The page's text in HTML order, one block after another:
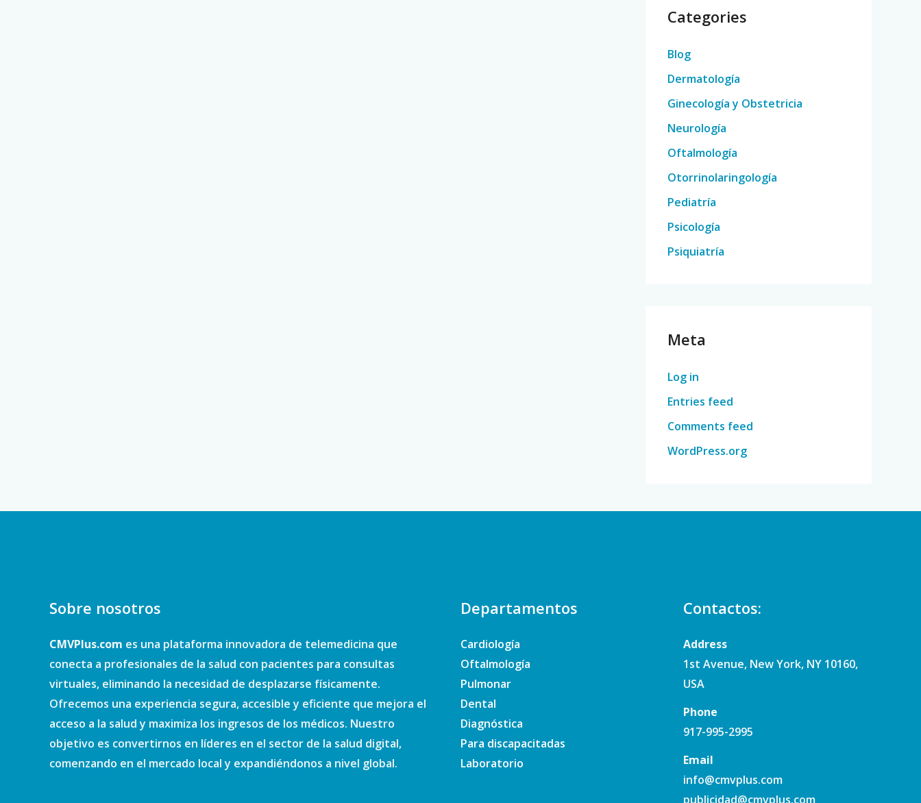
Categories
Blog
Dermatología
Ginecología y Obstetricia
Neurología
Oftalmología
Otorrinolaringología
Pediatría
Psicología
Psiquiatría
Meta
Log in
Entries feed
Comments feed
WordPress.org
Sobre nosotros
CMVPlus.com es una plataforma innovadora de telemedicina que
conecta a profesionales de la salud con pacientes para consultas
virtuales, eliminando la necesidad de desplazarse físicamente.
Ofrecemos una experiencia segura, accesible y eficiente que mejora el
acceso a la salud y maximiza los ingresos de los médicos. Nuestro
objetivo es convertirnos en líderes en el sector de la salud digital,
comenzando en el mercado local y expandiéndonos a nivel global.
Departamentos
Cardiología
Oftalmología
Pulmonar
Dental
Diagnóstica
Para discapacitadas
Laboratorio
Contactos:
Address
1st Avenue, New York, NY 10160,
USA
Phone
917-995-2995
Email
info@cmvplus.com
publicidad@cmvplus.com